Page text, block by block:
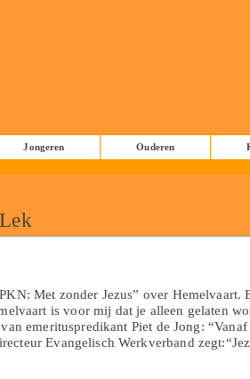
Jongeren Ouderen
Met zonder Jezus” over Hemelvaart.
is voor mij dat je alleen gelaten
emerituspredikant Piet de Jong:
Evangelisch Werkverband